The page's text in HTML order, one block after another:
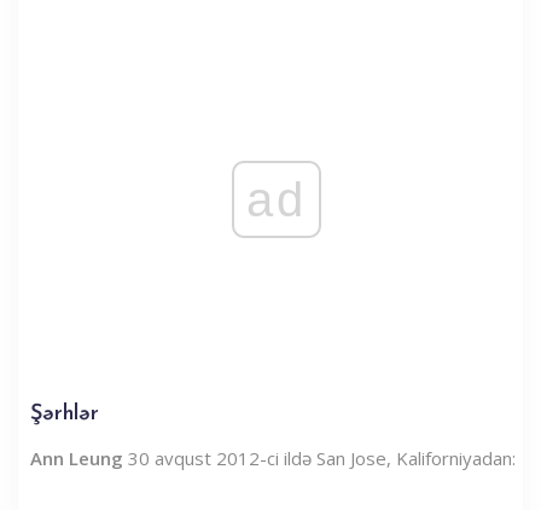
ad
Şərhlər
Ann Leung 30 avqust 2012-ci ildə San Jose, Kaliforniyadan: